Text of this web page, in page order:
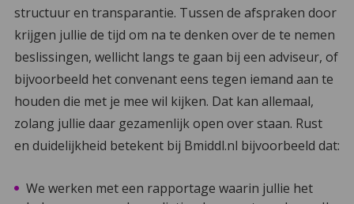
structuur en transparantie. Tussen de afspraken door
krijgen jullie de tijd om na te denken over de te nemen
beslissingen, wellicht langs te gaan bij een adviseur, of
bijvoorbeeld het convenant eens tegen iemand aan te
houden die met je mee wil kijken. Dat kan allemaal,
zolang jullie daar gezamenlijk open over staan. Rust
en duidelijkheid betekent bij Bmiddl.nl bijvoorbeeld dat:
We werken met een rapportage waarin jullie het